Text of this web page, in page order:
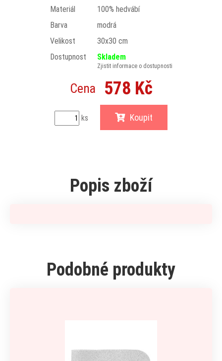
Materiál
100% hedvábí
Barva
modrá
Velikost
30x30 cm
Dostupnost
Skladem
Zjistit informace o dostupnosti
Cena 578 Kč
ks Koupit
Popis zboží
Podobné produkty